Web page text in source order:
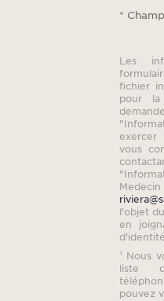
*
Les
fichier
pour
exercer
vous
l'objet
en
d'identité.
¹ Nous
liste
pouvez